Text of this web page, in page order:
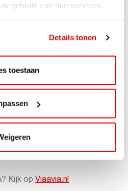
gebruik van hun services.
Details tonen
toestaan
zoals deze! Deze
want je spaart bij zowel
tankstations van AVIA. Voor
op je aankopen in de shop
kun je rekenen op leuke
Kijk op Viaavia.nl